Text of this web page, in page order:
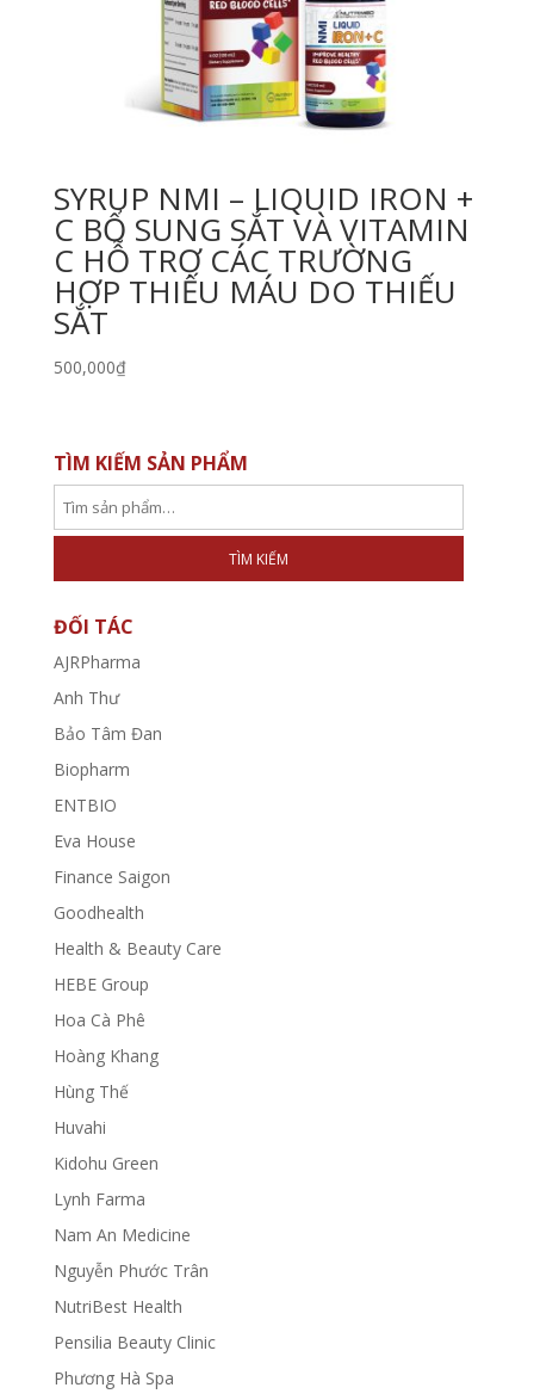
SYRUP NMI – LIQUID IRON +
C BỔ SUNG SẮT VÀ VITAMIN
C HỖ TRỢ CÁC TRƯỜNG
HỢP THIẾU MÁU DO THIẾU
SẮT
500,000₫
TÌM KIẾM SẢN PHẨM
TÌM KIẾM
ĐỐI TÁC
AJRPharma
Anh Thư
Bảo Tâm Đan
Biopharm
ENTBIO
Eva House
Finance Saigon
Goodhealth
Health & Beauty Care
HEBE Group
Hoa Cà Phê
Hoàng Khang
Hùng Thế
Huvahi
Kidohu Green
Lynh Farma
Nam An Medicine
Nguyễn Phước Trân
NutriBest Health
Pensilia Beauty Clinic
Phương Hà Spa